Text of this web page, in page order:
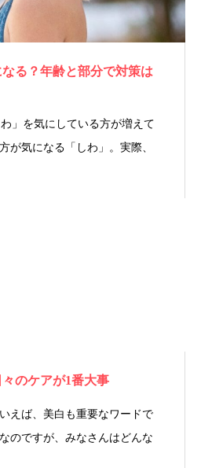
る？年齢と部分で対策は
」を気にしている方が増えて
が気になる「しわ」。実際、
のケアが1番大事
えば、美白も重要なワードで
のですが、みなさんはどんな